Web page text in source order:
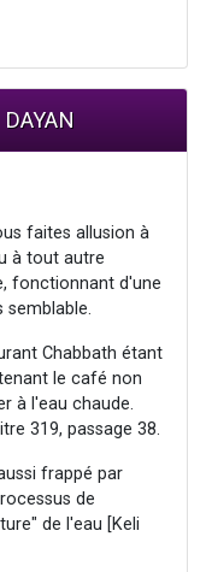
faites allusion à
à tout autre
fonctionnant d'une
semblable.
Chabbath étant
le café non
à l'eau chaude.
319, passage 38.
frappé par
de
de l'eau [Keli